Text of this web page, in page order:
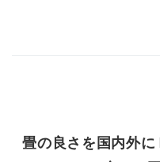
畳の良さを国内外